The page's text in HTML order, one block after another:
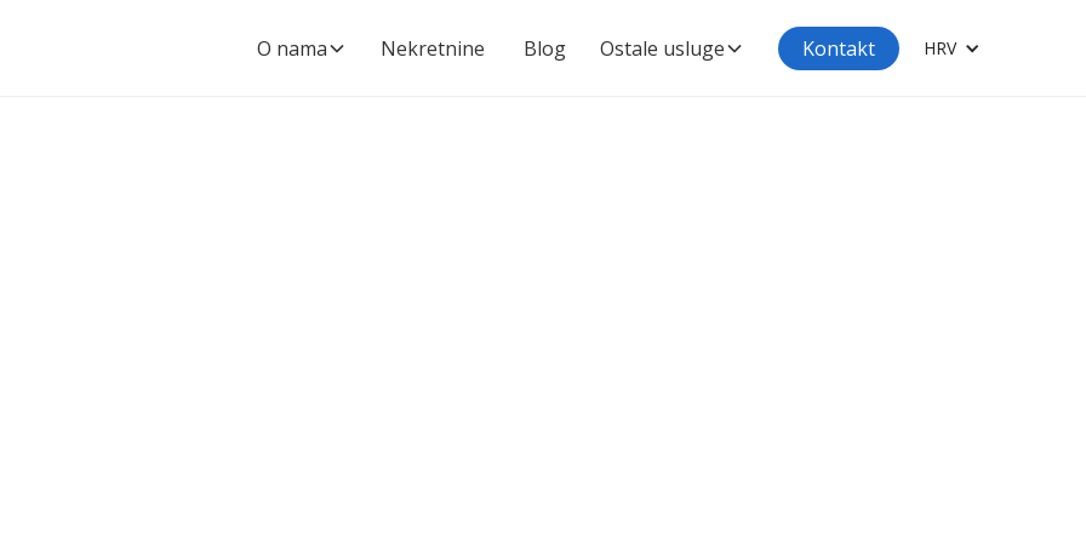
O nama Nekretnine Blog Ostale usluge Kontakt HRV